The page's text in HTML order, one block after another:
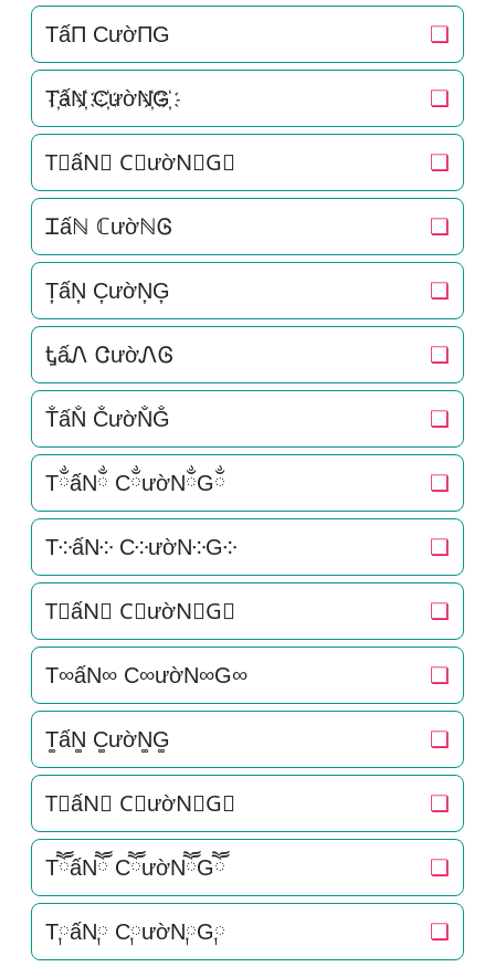
TấΠ CườΠG ❏
T҉ấN҉ C҉ườN҉G҉ ❏
T⃜ấN⃜ C⃜ườN⃜G⃜ ❏
Ꮖấℕ ℂườℕᎶ ❏
T͎ấN͎ C͎ườN͎G͎ ❏
ᎿấᏁ ᏣườᏁᎶ ❏
T̐ấN̐ C̐ườN̐G̐ ❏
TྂấNྂ CྂườNྂGྂ ❏
T༶ấN༶ C༶ườN༶G༶ ❏
T⃕ấN⃕ C⃕ườN⃕G⃕ ❏
T∞ấN∞ C∞ườN∞G∞ ❏
T͚ấN͚ C͚ườN͚G͚ ❏
T⃒ấN⃒ C⃒ườN⃒G⃒ ❏
TཽấNཽ CཽườNཽGཽ ❏
T༙ấN༙ C༙ườN༙G༙ ❏